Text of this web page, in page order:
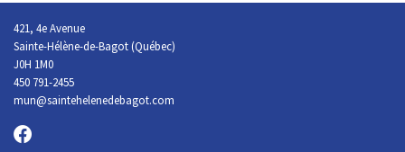
421, 4e Avenue
Sainte-Hélène-de-Bagot (Québec)
J0H 1M0
450 791-2455
mun@saintehelenedebagot.com